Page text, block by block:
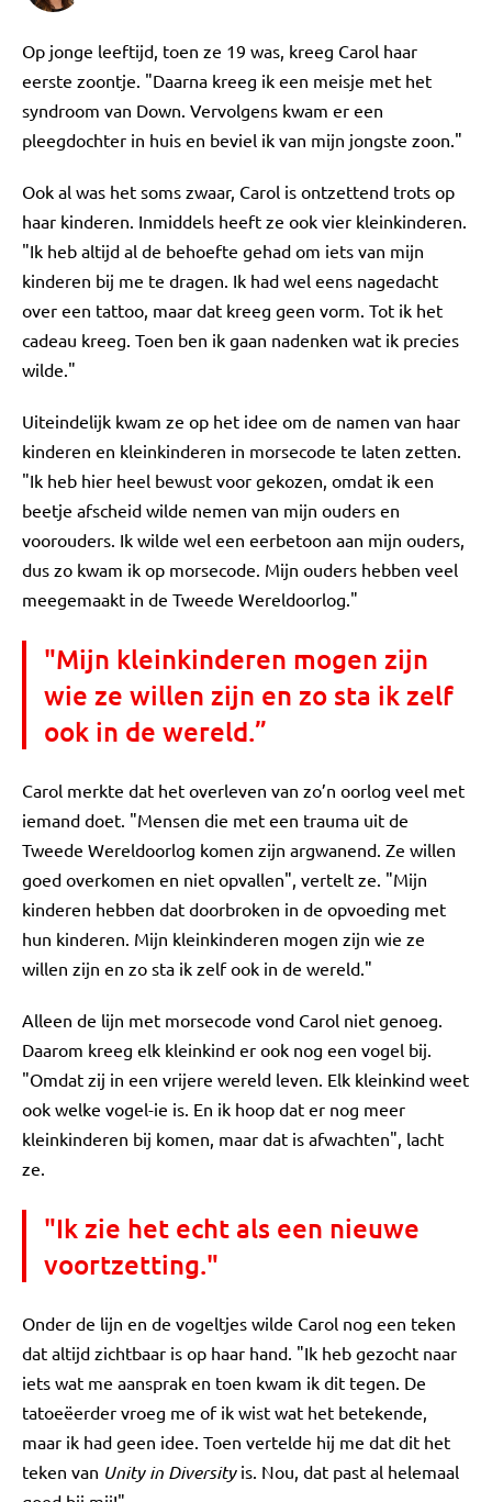
Op jonge leeftijd, toen ze 19 was, kreeg Carol haar
eerste zoontje. "Daarna kreeg ik een meisje met het
syndroom van Down. Vervolgens kwam er een
pleegdochter in huis en beviel ik van mijn jongste zoon."
Ook al was het soms zwaar, Carol is ontzettend trots op
haar kinderen. Inmiddels heeft ze ook vier kleinkinderen.
"Ik heb altijd al de behoefte gehad om iets van mijn
kinderen bij me te dragen. Ik had wel eens nagedacht
over een tattoo, maar dat kreeg geen vorm. Tot ik het
cadeau kreeg. Toen ben ik gaan nadenken wat ik precies
wilde."
Uiteindelijk kwam ze op het idee om de namen van haar
kinderen en kleinkinderen in morsecode te laten zetten.
"Ik heb hier heel bewust voor gekozen, omdat ik een
beetje afscheid wilde nemen van mijn ouders en
voorouders. Ik wilde wel een eerbetoon aan mijn ouders,
dus zo kwam ik op morsecode. Mijn ouders hebben veel
meegemaakt in de Tweede Wereldoorlog."
"Mijn kleinkinderen mogen zijn
wie ze willen zijn en zo sta ik zelf
ook in de wereld.”
Carol merkte dat het overleven van zo’n oorlog veel met
iemand doet. "Mensen die met een trauma uit de
Tweede Wereldoorlog komen zijn argwanend. Ze willen
goed overkomen en niet opvallen", vertelt ze. "Mijn
kinderen hebben dat doorbroken in de opvoeding met
hun kinderen. Mijn kleinkinderen mogen zijn wie ze
willen zijn en zo sta ik zelf ook in de wereld."
Alleen de lijn met morsecode vond Carol niet genoeg.
Daarom kreeg elk kleinkind er ook nog een vogel bij.
"Omdat zij in een vrijere wereld leven. Elk kleinkind weet
ook welke vogel-ie is. En ik hoop dat er nog meer
kleinkinderen bij komen, maar dat is afwachten", lacht
ze.
"Ik zie het echt als een nieuwe
voortzetting."
Onder de lijn en de vogeltjes wilde Carol nog een teken
dat altijd zichtbaar is op haar hand. "Ik heb gezocht naar
iets wat me aansprak en toen kwam ik dit tegen. De
tatoeëerder vroeg me of ik wist wat het betekende,
maar ik had geen idee. Toen vertelde hij me dat dit het
teken van Unity in Diversityis. Nou, dat past al helemaal